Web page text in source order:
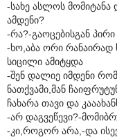
-სახე ასლოს
ამდენი?
-რა?-გაოცებისგან
-ხო,აბა ორი რანაირად
სიცილი ამიტყდა
-შენ დალიე იმდენი
ნათქვამი,მან
ჩახარა თავი და
-არ დაგვეწევი?-
-კი,როგორ არა,-და